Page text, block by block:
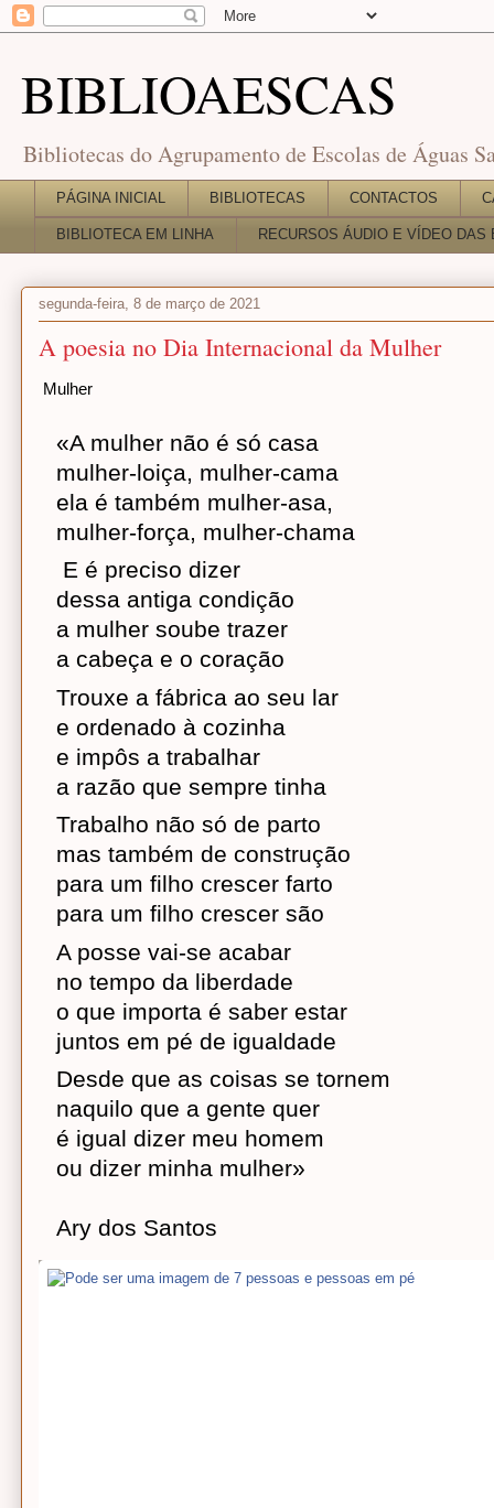
BIBLIOAESCAS
Bibliotecas do Agrupamento de Escolas de Águas
PÁGINA INICIAL BIBLIOTECAS CONTACTOS
BIBLIOTECA EM LINHA RECURSOS ÁUDIO E VÍDEO DAS
segunda-feira, 8 de março de 2021
A poesia no Dia Internacional da Mulher
Mulher
«A mulher não é só casa
mulher-loiça, mulher-cama
ela é também mulher-asa,
mulher-força, mulher-chama
E é preciso dizer
dessa antiga condição
a mulher soube trazer
a cabeça e o coração
Trouxe a fábrica ao seu lar
e ordenado à cozinha
e impôs a trabalhar
a razão que sempre tinha
Trabalho não só de parto
mas também de construção
para um filho crescer farto
para um filho crescer são
A posse vai-se acabar
no tempo da liberdade
o que importa é saber estar
juntos em pé de igualdade
Desde que as coisas se tornem
naquilo que a gente quer
é igual dizer meu homem
ou dizer minha mulher»
Ary dos Santos